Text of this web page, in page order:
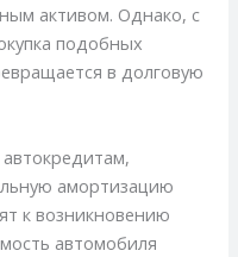
активом. Однако, с
подобных
в долговую
амортизацию
к возникновению
автомобиля